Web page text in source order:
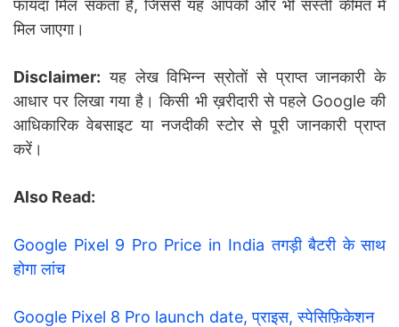
फायदा मिल सकता है, जिससे यह आपको और भी सस्ती कीमत में
मिल जाएगा।
Disclaimer: यह लेख विभिन्न स्रोतों से प्राप्त जानकारी के
आधार पर लिखा गया है। किसी भी ख़रीदारी से पहले Google की
आधिकारिक वेबसाइट या नजदीकी स्टोर से पूरी जानकारी प्राप्त
करें।
Also Read:
Google Pixel 9 Pro Price in India तगड़ी बैटरी के साथ
होगा लांच
Google Pixel 8 Pro launch date, प्राइस, स्पेसिफ़िकेशन